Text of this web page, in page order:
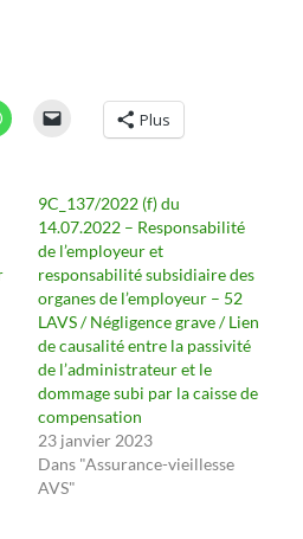
Plus
9C_137/2022 (f) du
14.07.2022 – Responsabilité
de l’employeur et
responsabilité subsidiaire des
organes de l’employeur – 52
LAVS / Négligence grave / Lien
de causalité entre la passivité
de l’administrateur et le
dommage subi par la caisse de
compensation
23 janvier 2023
Dans "Assurance-vieillesse
AVS"